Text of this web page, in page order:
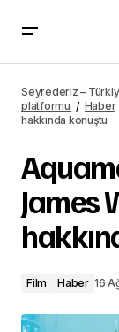
paylaştı
Seyrederiz –
platformu
Haber
hakkında konuştu
James
Film Haber 16